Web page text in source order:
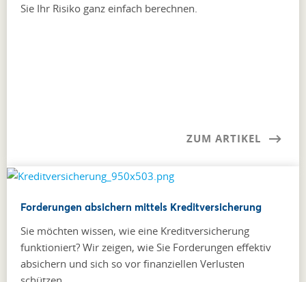
Sie Ihr Risiko ganz einfach berechnen.
ZUM ARTIKEL
Forderungen absichern mittels Kreditversicherung
Sie möchten wissen, wie eine Kreditversicherung
funktioniert? Wir zeigen, wie Sie Forderungen effektiv
absichern und sich so vor finanziellen Verlusten